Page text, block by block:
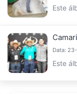
Este
Data:
Este